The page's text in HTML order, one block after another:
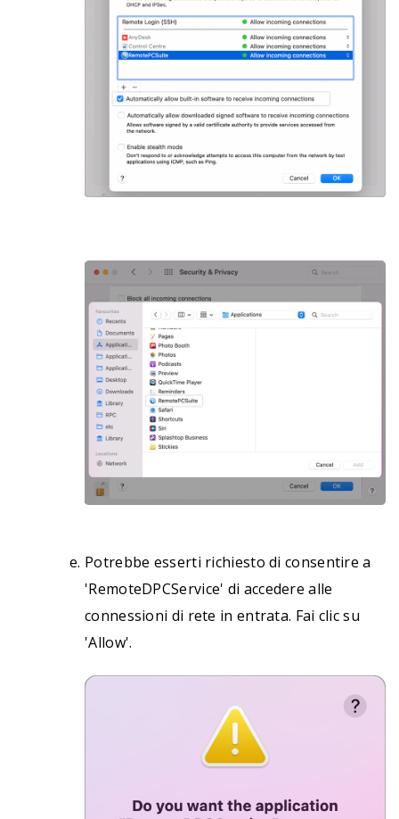
Potrebbe esserti richiesto di consentire a
'RemoteDPCService' di accedere alle
connessioni di rete in entrata. Fai clic su
'Allow'.